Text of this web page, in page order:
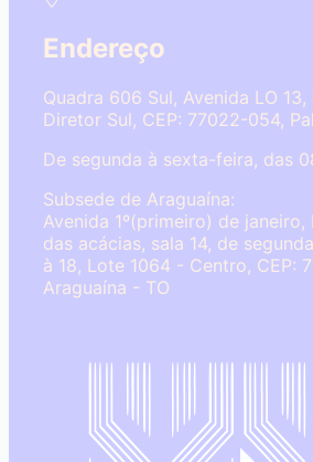
Endereço
Quadra 606 Sul, Avenida LO
Diretor Sul, CEP: 77022-054,
De segunda à sexta-feira, das
Subsede de Araguaína:
Avenida 1º(primeiro) de
das acácias, sala 14, de
à 18, Lote 1064 - Centro, CEP:
Araguaína - TO